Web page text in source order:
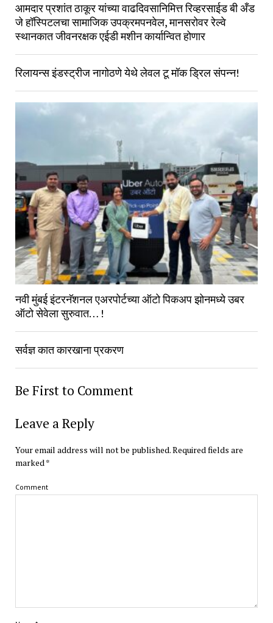
आमदार प्रशांत ठाकूर यांच्या वाढदिवसानिमित्त रिव्हरसाईड बी अँड
जे हॉस्पिटलचा सामाजिक उपक्रमपनवेल, मानसरोवर रेल्वे
स्थानकात जीवनरक्षक एईडी मशीन कार्यान्वित होणार
रिलायन्स इंडस्ट्रीज नागोठणे येथे लेवल टू मॉक ड्रिल संपन्न!
नवी मुंबई इंटरनॅशनल एअरपोर्टच्या ऑटो पिकअप झोनमध्ये उबर
ऑटो सेवेला सुरुवात… !
सर्वज्ञ कात कारखाना प्रकरण
Be First to Comment
Leave a Reply
Your email address will not be published.Required fields are
marked*
Comment